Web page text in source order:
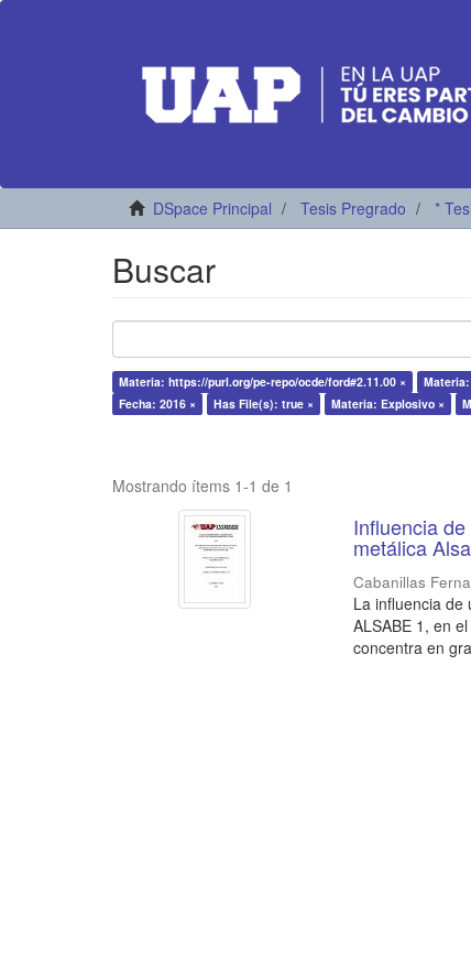
DSpace Principal Tesis Pregrado *
Buscar
Materia: https://purl.org/pe-repo/ocde/ford#2.11.00 ×
Fecha: 2016 ×
Has File(s): true × Materia: Explosivo ×
Mostrando ítems 1-1 de 1
Influencia
metálica
Cabanillas
La influencia de
ALSABE 1, en
concentra en